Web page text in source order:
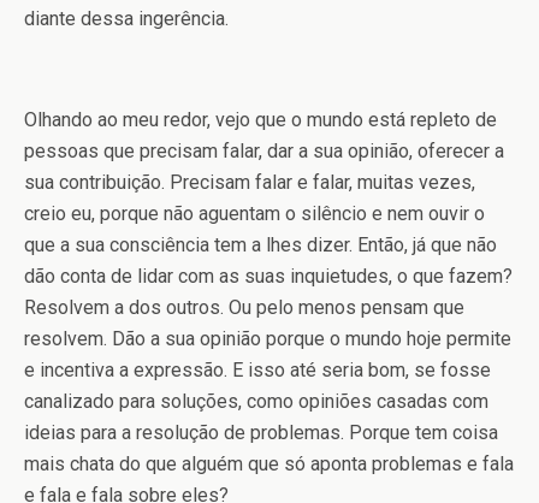
diante dessa ingerência.
Olhando ao meu redor, vejo que o mundo está repleto de
pessoas que precisam falar, dar a sua opinião, oferecer a
sua contribuição. Precisam falar e falar, muitas vezes,
creio eu, porque não aguentam o silêncio e nem ouvir o
que a sua consciência tem a lhes dizer. Então, já que não
dão conta de lidar com as suas inquietudes, o que fazem?
Resolvem a dos outros. Ou pelo menos pensam que
resolvem. Dão a sua opinião porque o mundo hoje permite
e incentiva a expressão. E isso até seria bom, se fosse
canalizado para soluções, como opiniões casadas com
ideias para a resolução de problemas. Porque tem coisa
mais chata do que alguém que só aponta problemas e fala
e fala e fala sobre eles?